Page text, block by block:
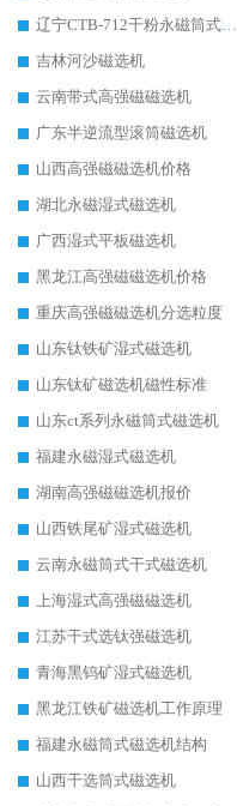
辽宁CTB-712干粉永磁筒式磁选机
吉林河沙磁选机
云南带式高强磁磁选机
广东半逆流型滚筒磁选机
山西高强磁磁选机价格
湖北永磁湿式磁选机
广西湿式平板磁选机
黑龙江高强磁磁选机价格
重庆高强磁磁选机分选粒度
山东钛铁矿湿式磁选机
山东钛矿磁选机磁性标准
山东ct系列永磁筒式磁选机
福建永磁湿式磁选机
湖南高强磁磁选机报价
山西铁尾矿湿式磁选机
云南永磁筒式干式磁选机
上海湿式高强磁磁选机
江苏干式选钛强磁选机
青海黑钨矿湿式磁选机
黑龙江铁矿磁选机工作原理
福建永磁筒式磁选机结构
山西干选筒式磁选机